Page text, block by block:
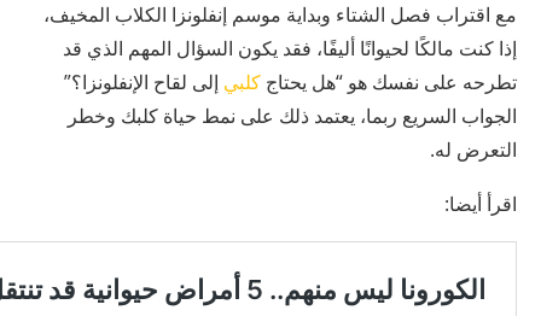
مع اقتراب فصل الشتاء وبداية موسم إنفلونزا الكلاب المخيف،
إذا كنت مالكًا لحيوانًا أليفًا، فقد يكون السؤال المهم الذي قد
تطرحه على نفسك هو “هل يحتاج كلبي إلى لقاح الإنفلونزا؟”
الجواب السريع ربما، يعتمد ذلك على نمط حياة كلبك وخطر
التعرض له.
اقرأ أيضا: